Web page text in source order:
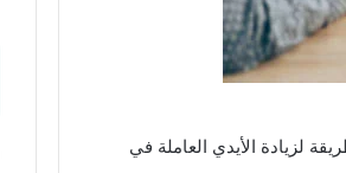
لزيادة الأيدي العاملة في